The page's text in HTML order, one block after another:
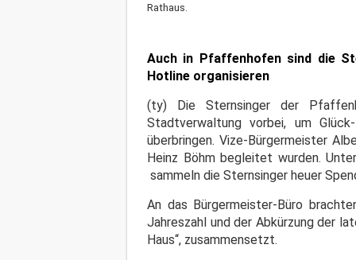
Rathaus.
Auch in Pfaffenhofen sind die
Hotline organisieren
(ty) Die Sternsinger der
Stadtverwaltung vorbei, um
überbringen. Vize-Bürgermeister
Heinz Böhm begleitet wurden.
sammeln die Sternsinger heuer
An das Bürgermeister-Büro
Jahreszahl und der Abkürzung der
Haus“, zusammensetzt.